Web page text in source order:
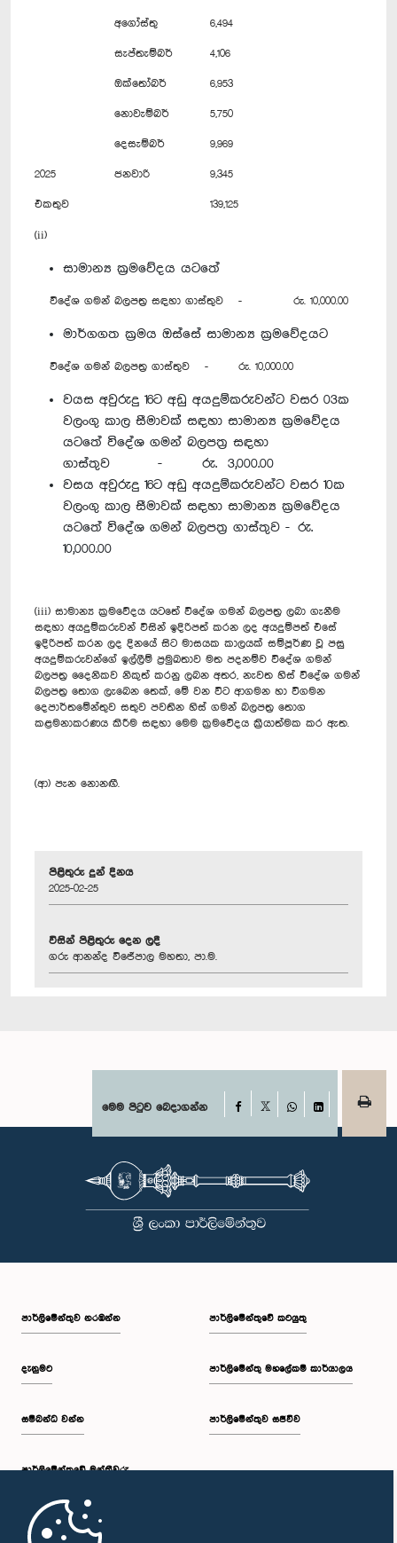
අගෝස්තු 6,494
සැප්තැම්බර් 4,106
ඔක්තෝබර් 6,953
නොවැම්බර් 5,750
දෙසැම්බර් 9,969
2025 ජනවාරි 9,345
එකතුව 139,125
(ii)
සාමාන්‍ය ක්‍රමවේදය යටතේ
විදේශ ගමන් බලපත්‍ර සඳහා ගාස්තුව - රු. 10,000.00
මාර්ගගත ක්‍රමය ඔස්සේ සාමාන්‍ය ක්‍රමවේදයට
විදේශ ගමන් බලපත්‍ර ගාස්තුව - රු. 10,000.00
වයස අවුරුදු 16ට අඩු අයදුම්කරුවන්ට වසර 03ක
වලංගු කාල සීමාවක් සඳහා සාමාන්‍ය ක්‍රමවේදය
යටතේ විදේශ ගමන් බලපත්‍ර සඳහා
ගාස්තුව - රු. 3,000.00
වසය අවුරුදු 16ට අඩු අයදුම්කරුවන්ට වසර 10ක
වලංගු කාල සීමාවක් සඳහා සාමාන්‍ය ක්‍රමවේදය
යටතේ විදේශ ගමන් බලපත්‍ර ගාස්තුව - රු.
10,000.00
(iii) සාමාන්‍ය ක්‍රමවේදය යටතේ විදේශ ගමන් බලපත්‍ර ලබා ගැනීම
සඳහා අයදුම්කරුවන් විසින් ඉදිරිපත් කරන ලද අයදුම්පත් එසේ
ඉදිරිපත් කරන ලද දිනයේ සිට මාසයක කාලයක් සම්පූර්ණ වූ පසු
අයදුම්කරුවන්ගේ ඉල්ලීම් ප්‍රමුඛතාව මත පදනම්ව විදේශ ගමන්
බලපත්‍ර දෛනිකව නිකුත් කරනු ලබන අතර, නැවත හිස් විදේශ ගමන්
බලපත්‍ර තොග ලැබෙන තෙක්, මේ වන විට ආගමන හා විගමන
දෙපාර්තමේන්තුව සතුව පවතින හිස් ගමන් බලපත්‍ර තොග
කළමනාකරණය කිරීම සඳහා මෙම ක්‍රමවේදය ක්‍රියාත්මක කර ඇත.
(ආ) පැන නොනඟී.
පිළිතුරු දුන් දිනය
2025-02-25
විසින් පිළිතුරු දෙන ලදී
ගරු ආනන්ද විජේපාල මහතා, පා.ම.
මෙම පිටුව බෙදාගන්න Facebook
WhatsAppLinkedIn
පාර්ලි‌මේන්තුව නරඹන්න
දැනුමට
සම්බන්ධ වන්න
පාර්ලි‌මේන්තුවේ මන්ත්‍රීවරු
මුල් පිටුව
පාර්ලිමේන්තුවේ කටයුතු
පාර්ලිමේන්තු මහලේකම් කාර්යාලය
පාර්ලිමේන්තුව සජීවීව